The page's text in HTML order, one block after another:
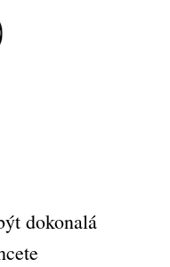
dokonalá